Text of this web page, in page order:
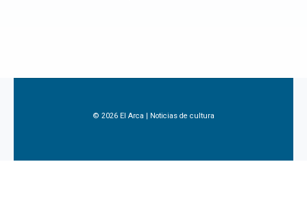
© 2026 El Arca | Noticias de cultura